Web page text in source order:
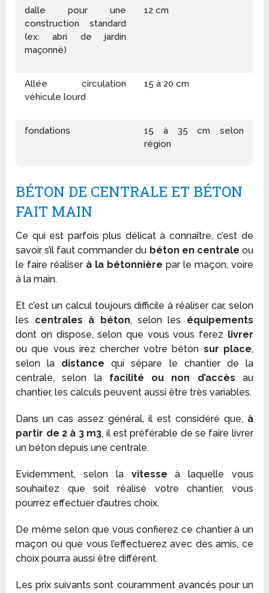
dalle pour une
construction standard
(ex: abri de jardin
maçonné)
12 cm
Allée circulation
véhicule lourd
15 à 20 cm
fondations
15 à 35 cm selon
région
BÉTON DE CENTRALE ET BÉTON
FAIT MAIN
Ce qui est parfois plus délicat à connaître, c’est de
savoir s’il faut commander du béton en centrale ou
le faire réaliser à la bétonnière par le maçon, voire
à la main.
Et c’est un calcul toujours difficile à réaliser car, selon
les centrales à béton, selon les équipements
dont on dispose, selon que vous vous ferez livrer
ou que vous irez chercher votre béton sur place,
selon la distancequi sépare le chantier de la
centrale, selon la facilité ou non d’accès au
chantier, les calculs peuvent aussi être très variables.
Dans un cas assez général, il est considéré que, à
partir de 2 à 3 m3, il est préférable de se faire livrer
un béton depuis une centrale.
Evidemment, selon la vitesseà laquelle vous
souhaitez que soit réalisé votre chantier, vous
pourrez effectuer d’autres choix.
De même selon que vous confierez ce chantier à un
maçon ou que vous l’effectuerez avec des amis, ce
choix pourra aussi être différent.
Les prix suivants sont couramment avancés pour un